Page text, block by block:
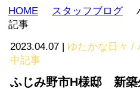
HOME スタッフブログ
記事
2023.04.07 | ゆたかな日々 /
中記事
ふじみ野市H様邸 新